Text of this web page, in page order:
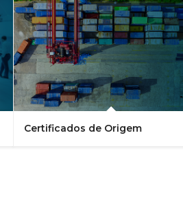
Certificados de Origem